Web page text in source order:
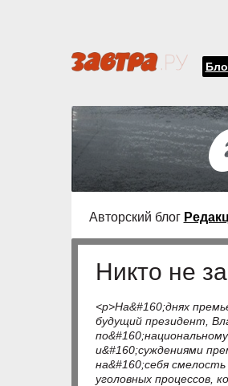
Авторский блог
Никто не
<p>На&#160;днях
будущий президент,
и&#160;суждениями
на&#160;себя
уголовных процессов,